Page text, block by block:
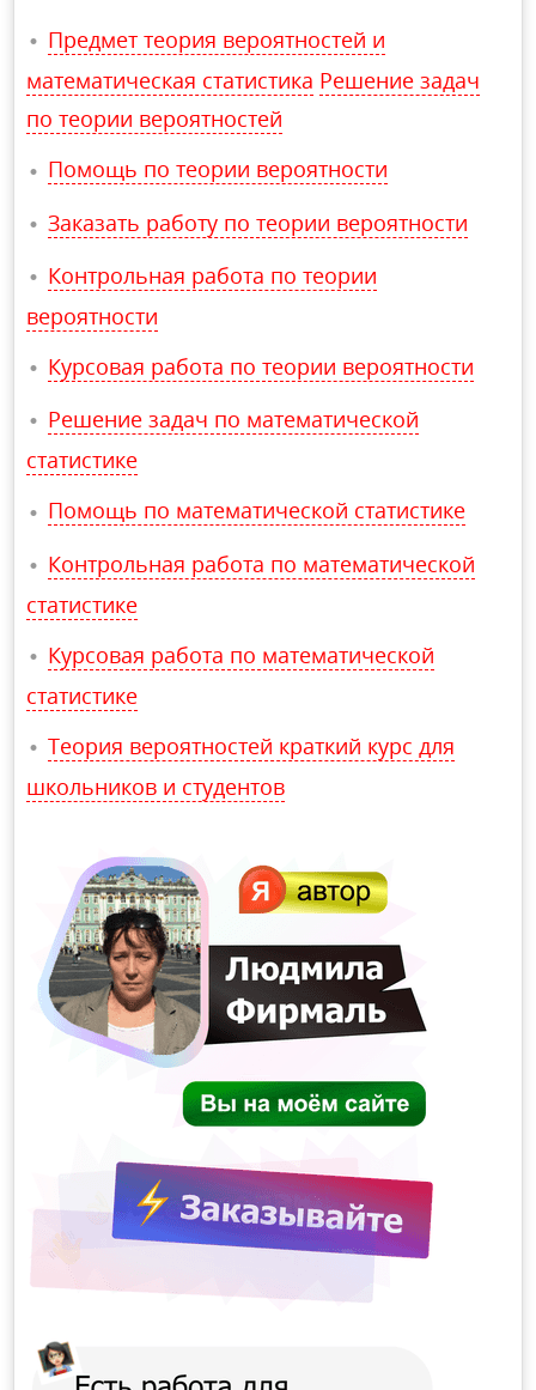
Предмет теория вероятностей и
математическая статистика Решение задач
по теории вероятностей
Помощь по теории вероятности
Заказать работу по теории вероятности
Контрольная работа по теории
вероятности
Курсовая работа по теории вероятности
Решение задач по математической
статистике
Помощь по математической статистике
Контрольная работа по математической
статистике
Курсовая работа по математической
статистике
Теория вероятностей краткий курс для
школьников и студентов